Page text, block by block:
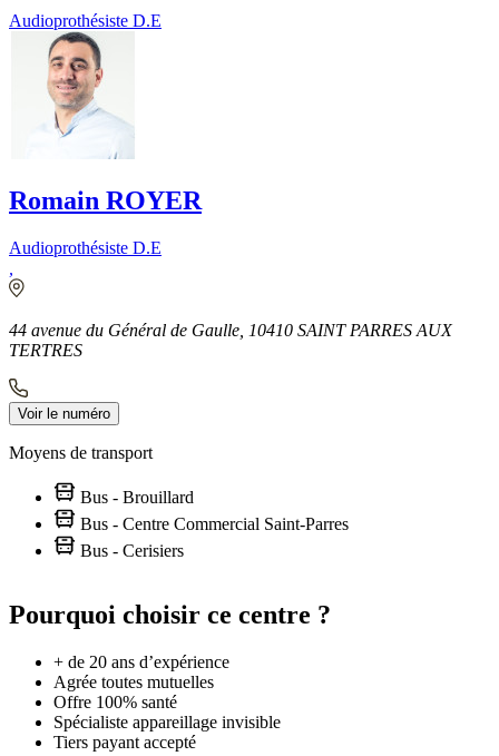
Audioprothésiste D.E
Romain ROYER
Audioprothésiste D.E
44 avenue du Général de Gaulle, 10410 SAINT PARRES AUX
TERTRES
Voir le numéro
Moyens de transport
Bus - Brouillard
Bus - Centre Commercial Saint-Parres
Bus - Cerisiers
+
Pourquoi choisir ce centre ?
+ de 20 ans d’expérience
Agrée toutes mutuelles
Offre 100% santé
Spécialiste appareillage invisible
Tiers payant accepté